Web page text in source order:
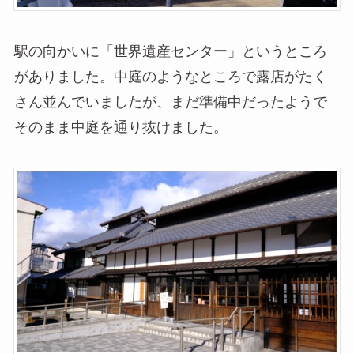
駅の向かいに「世界遺産センター」というところ
がありました。中庭のようなところで露店がたく
さん並んでいましたが、まだ準備中だったようで
そのまま中庭を通り抜けました。